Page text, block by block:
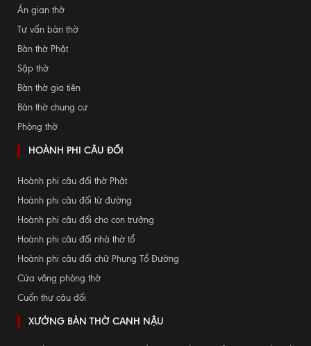
Án gian thờ
Tư vấn bàn thờ
Bàn thờ Phật
Sập thờ
Bàn thờ gia tiên
Bàn thờ chung cư
Phòng thờ
HOÀNH PHI CÂU ĐỐI
Hoành phi câu đối thờ Phật
Hoành phi câu đối từ đường
Hoành phi câu đối cho con trưởng
Hoành phi câu đối nhà thờ tổ
Hoành phi câu đối chữ Phụng Tổ Đường
Cửa võng phòng thờ
Cuốn thư câu đối
XƯỞNG BÀN THỜ CANH NẬU